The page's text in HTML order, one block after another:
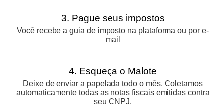
3. Pague seus impostos
Você recebe a guia de imposto na plataforma ou por e-
mail
4. Esqueça o Malote
Deixe de enviar a papelada todo o mês. Coletamos
automaticamente todas as notas fiscais emitidas contra
seu CNPJ.